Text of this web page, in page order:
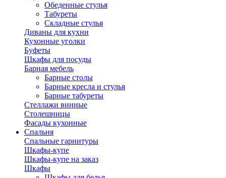
Обеденные стулья
Табуреты
Складные стулья
Диваны для кухни
Кухонные уголки
Буфеты
Шкафы для посуды
Барная мебель
Барные столы
Барные кресла и стулья
Барные табуреты
Стеллажи винные
Столешницы
Фасады кухонные
Спальня
Спальные гарнитуры
Шкафы-купе
Шкафы-купе на заказ
Шкафы